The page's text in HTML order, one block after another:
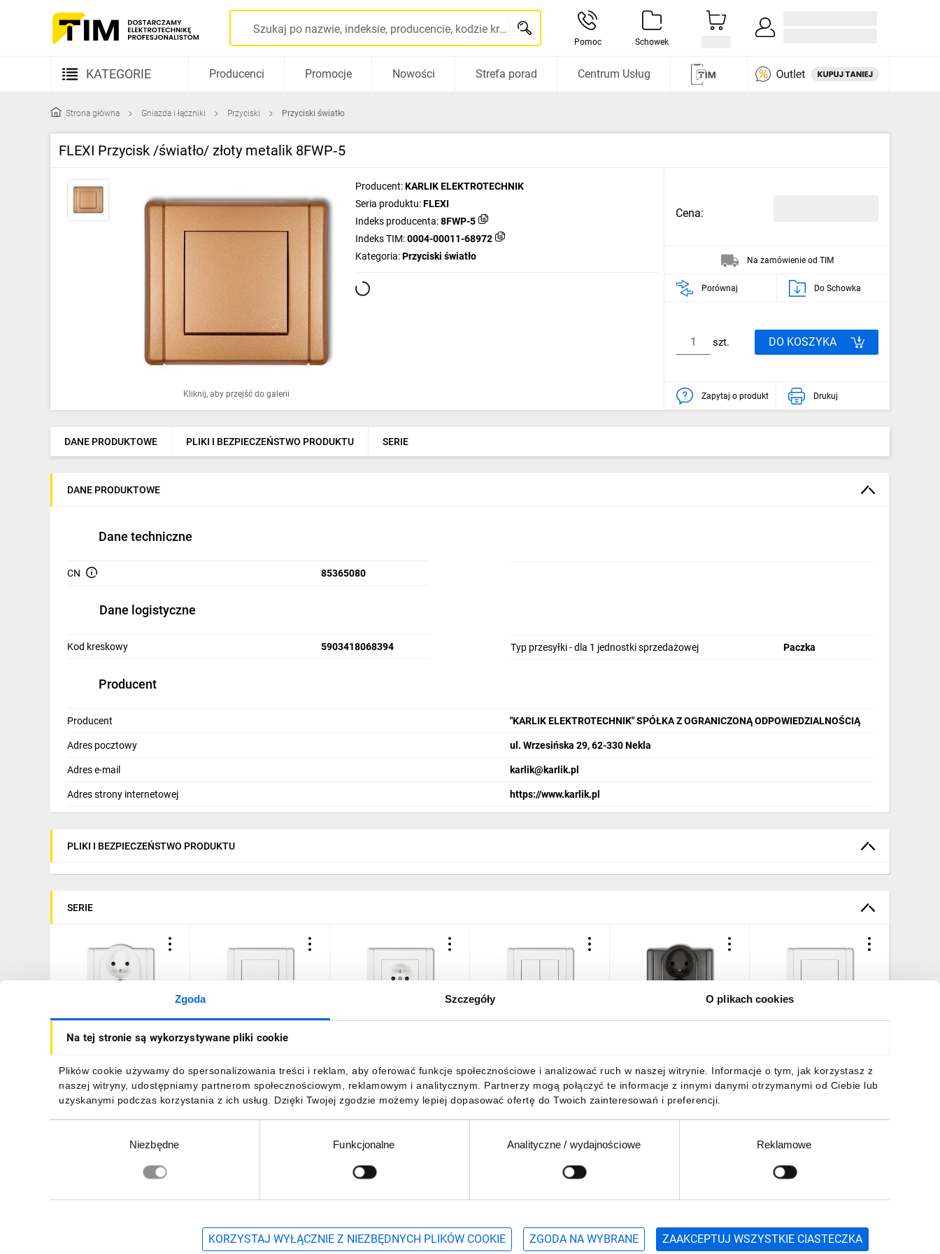
Zgoda Szczegóły O plikach cookies
Na tej stronie są wykorzystywane pliki cookie
Plików cookie używamy do spersonalizowania treści i reklam, aby oferować funkcje społecznościowe i analizować ruch w naszej witrynie. Informacje o tym, jak korzystasz z
naszej witryny, udostępniamy partnerom społecznościowym, reklamowym i analitycznym. Partnerzy mogą połączyć te informacje z innymi danymi otrzymanymi od Ciebie lub
uzyskanymi podczas korzystania z ich usług. Dzięki Twojej zgodzie możemy lepiej dopasować ofertę do Twoich zainteresowań i preferencji.
Niezbędne Funkcjonalne Analityczne / wydajnościowe Reklamowe
KORZYSTAJ WYŁĄCZNIE Z NIEZBĘDNYCH PLIKÓW COOKIE ZGODA NA WYBRANE ZAAKCEPTUJ WSZYSTKIE CIASTECZKA
Szukaj po nazwie, indeksie, producencie, kodzie kreskowym...
Pomoc Schowek
KATEGORIE
Kable i przewody
Rozdzielnice i obudowy
Elementy prowadzenia kabli
Fotowoltaika
Ogrzewanie
Elektronarzędzia i mierniki
Dom i ogród
Klimatyzacja
Budowa i Remont
Elektronika
Smart home
Producenci Promocje Nowości Strefa porad Centrum Usług
Strona główna Gniazda i łączniki Przyciski Przyciski światło
FLEXI Przycisk /światło/ złoty metalik 8FWP‑5
Kliknij, aby przejść do galerii
Producent:KARLIK ELEKTROTECHNIK
Seria produktu:FLEXI
Indeks producenta:8FWP-5
Indeks TIM:0004-00011-68972
Kategoria:Przyciski światło
Cena:
Na zamówienie od TIM
Porównaj Do Schowka
szt. DO KOSZYKA
Zapytaj o produkt Drukuj
DANE PRODUKTOWE PLIKI I BEZPIECZEŃSTWO PRODUKTU SERIE
DANE PRODUKTOWE
Dane techniczne
CN 85365080
Dane logistyczne
Kod kreskowy 5903418068394 Typ przesyłki - dla 1 jednostki sprzedażowej Paczka
Producent
Producent "KARLIK ELEKTROTECHNIK" SPÓŁKA Z OGRANICZONĄ ODPOWIEDZIALNOŚCIĄ
Adres pocztowy ul. Wrzesińska 29, 62-330 Nekla
Adres e-mail karlik@karlik.pl
Adres strony internetowej https://www.karlik.pl
PLIKI I BEZPIECZEŃSTWO PRODUKTU
SERIE
FLEXI Gniazdo podwójne
z/u biały FGP-2zp
22,53 złbrutto
FLEXI Łącznik
jednobiegunowy biały
19,24 zł brutto 19,82 zł brutto 22,12 złbrutto
DO KOSZYKA
29,80 zł brutto 22,12 złbrutto
Zapisz się, aby otrzymać informacje o nowościach, promocjach i wyprzedażach ZAPISZ SIĘ